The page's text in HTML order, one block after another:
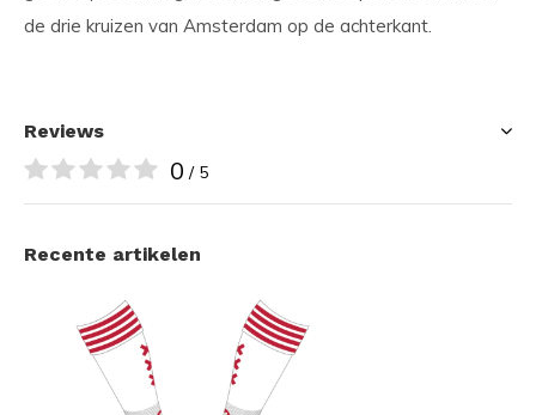
de drie kruizen van Amsterdam op de achterkant.
Reviews
0 / 5
Recente artikelen